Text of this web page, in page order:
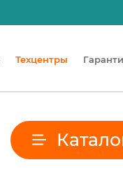
Техцентры